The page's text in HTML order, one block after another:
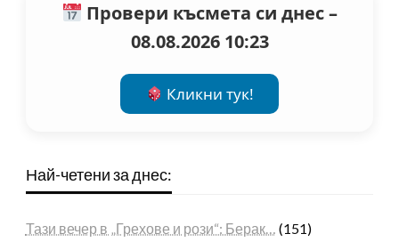
Провери късмета си днес –
08.08.2026 10:23
Кликни тук!
Най-четени за днес:
Тази вечер в „Грехове и рози“: Берак… (151)